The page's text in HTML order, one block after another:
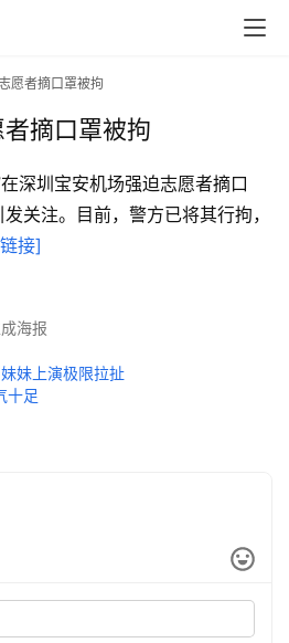
愿者摘口罩被拘
摘口罩被拘
深圳宝安机场强迫志愿者摘口
关注。目前，警方已将其行拘，
接]
海报
妹上演极限拉扯
十足